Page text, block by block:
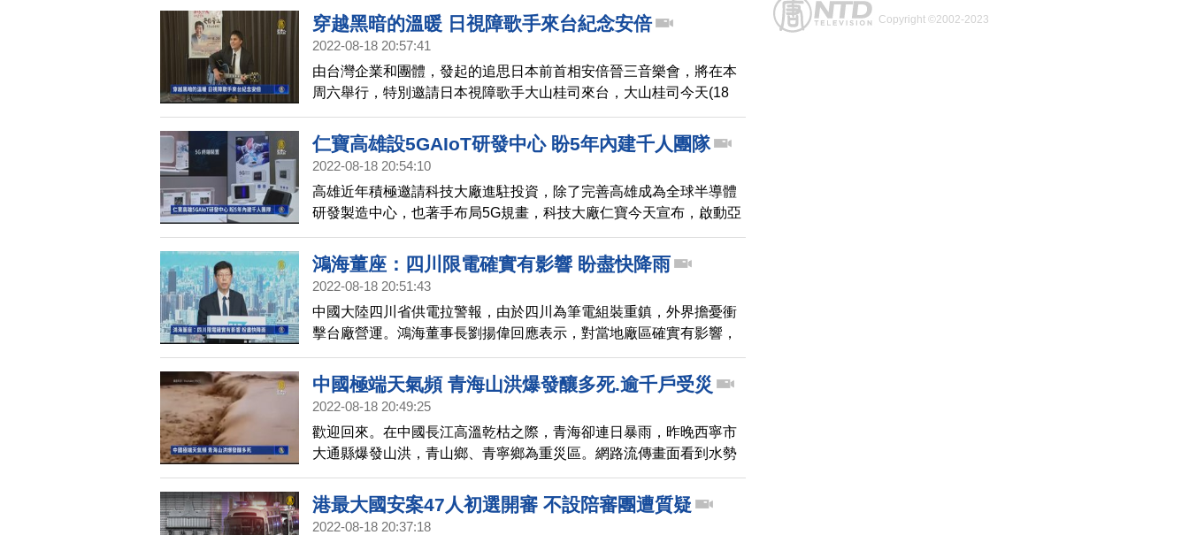
穿越黑暗的溫暖 日視障歌手來台紀念安倍
2022-08-18 20:57:41
由台灣企業和團體，發起的追思日本前首相安倍晉三音樂會，將在本
周六舉行，特別邀請日本視障歌手大山桂司來台，大山桂司今天(18
日)透露，安倍對他就像父親一樣的存在，另外，安倍晉三的愛將，日
本經濟安保大臣高市早苗，也特別為這場台灣的音樂會，親自錄製影
片，感謝台灣。
仁寶高雄設5GAIoT研發中心 盼5年內建千人團隊
2022-08-18 20:54:10
高雄近年積極邀請科技大廠進駐投資，除了完善高雄成為全球半導體
研發製造中心，也著手布局5G規畫，科技大廠仁寶今天宣布，啟動亞
灣區「5G AIoT研發中心」。
鴻海董座：四川限電確實有影響 盼盡快降雨
2022-08-18 20:51:43
中國大陸四川省供電拉警報，由於四川為筆電組裝重鎮，外界擔憂衝
擊台廠營運。鴻海董事長劉揚偉回應表示，對當地廠區確實有影響，
檢視庫存狀況、加班調度等因素，目前看來影響不大。
中國極端天氣頻 青海山洪爆發釀多死.逾千戶受災
2022-08-18 20:49:25
歡迎回來。在中國長江高溫乾枯之際，青海卻連日暴雨，昨晚西寧市
大通縣爆發山洪，青山鄉、青寧鄉為重災區。網路流傳畫面看到水勢
滾滾、夾雜著泥沙，官方稱截至到中午，已知16人死亡，36人失去聯
繫，超過1500戶、6000多人受災。不過有中國網友在相關文章下留
言，「打電話問在大通縣的表哥，實際人數遠......」，疑似質疑官方數
港最大國安案47人初選開審 不設陪審團遭質疑
2022-08-18 20:37:18
Copyright ©2002-2023